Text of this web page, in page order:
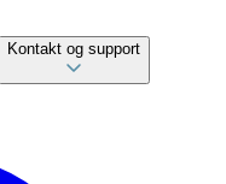
Kontakt og support